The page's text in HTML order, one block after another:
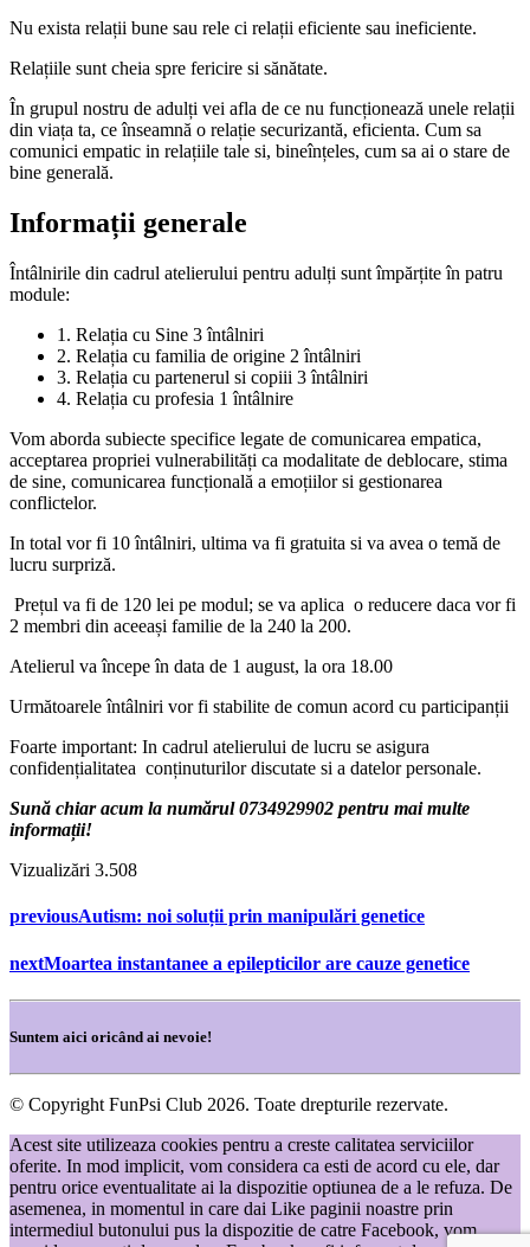
Nu exista relații bune sau rele ci relații eficiente sau ineficiente.
Relațiile sunt cheia spre fericire si sănătate.
În grupul nostru de adulți vei afla de ce nu funcționează unele relații
din viața ta, ce înseamnă o relație securizantă, eficienta. Cum sa
comunici empatic in relațiile tale si, bineînțeles, cum sa ai o stare de
bine generală.
Informații generale
Întâlnirile din cadrul atelierului pentru adulți sunt împărțite în patru
module:
1. Relația cu Sine 3 întâlniri
2. Relația cu familia de origine 2 întâlniri
3. Relația cu partenerul si copiii 3 întâlniri
4. Relația cu profesia 1 întâlnire
Vom aborda subiecte specifice legate de comunicarea empatica,
acceptarea propriei vulnerabilități ca modalitate de deblocare, stima
de sine, comunicarea funcțională a emoțiilor si gestionarea
conflictelor.
In total vor fi 10 întâlniri, ultima va fi gratuita si va avea o temă de
lucru surpriză.
Prețul va fi de 120 lei pe modul; se va aplica o reducere daca vor fi
2 membri din aceeași familie de la 240 la 200.
Atelierul va începe în data de 1 august, la ora 18.00
Următoarele întâlniri vor fi stabilite de comun acord cu participanții
Foarte important: In cadrul atelierului de lucru se asigura
confidențialitatea conținuturilor discutate si a datelor personale.
Sună chiar acum la numărul 0734929902 pentru mai multe
informații!
Vizualizări 3.508
previousAutism: noi soluții prin manipulări genetice
nextMoartea instantanee a epilepticilor are cauze genetice
Suntem aici oricând ai nevoie!
© Copyright FunPsi Club 2026. Toate drepturile rezervate.
Acest site utilizeaza cookies pentru a creste calitatea serviciilor
oferite. In mod implicit, vom considera ca esti de acord cu ele, dar
pentru orice eventualitate ai la dispozitie optiunea de a le refuza. De
asemenea, in momentul in care dai Like paginii noastre prin
intermediul butonului pus la dispozitie de catre Facebook, vom